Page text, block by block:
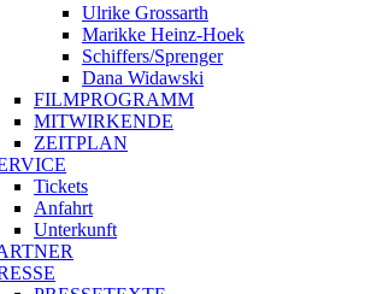
Ulrike Grossarth
Marikke Heinz-Hoek
Schiffers/Sprenger
Dana Widawski
FILMPROGRAMM
MITWIRKENDE
ZEITPLAN
Tickets
Anfahrt
Unterkunft